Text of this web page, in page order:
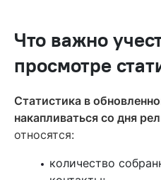
Что важно
просмотре
Статистика в
накапливаться со дня
относятся:
количество